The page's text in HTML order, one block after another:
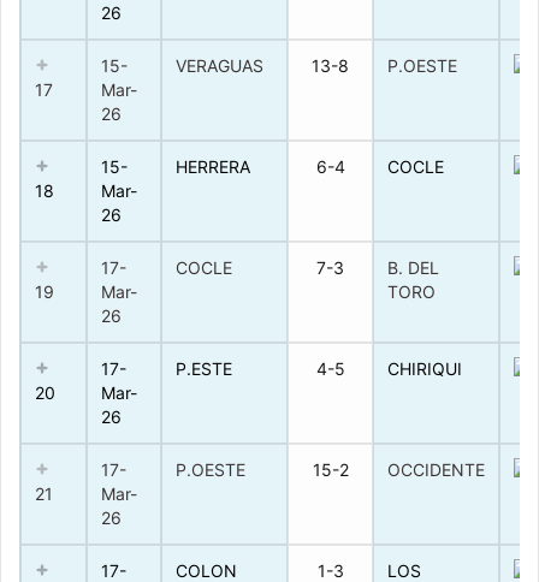
26
17
15-
Mar-
26
VERAGUAS 13-8 P.OESTE
18
15-
Mar-
26
HERRERA 6-4 COCLE
19
17-
Mar-
26
COCLE 7-3
B. DEL
TORO
20
17-
Mar-
26
P.ESTE 4-5 CHIRIQUI
21
17-
Mar-
26
P.OESTE 15-2 OCCIDENTE
17-
COLON 1-3
LOS